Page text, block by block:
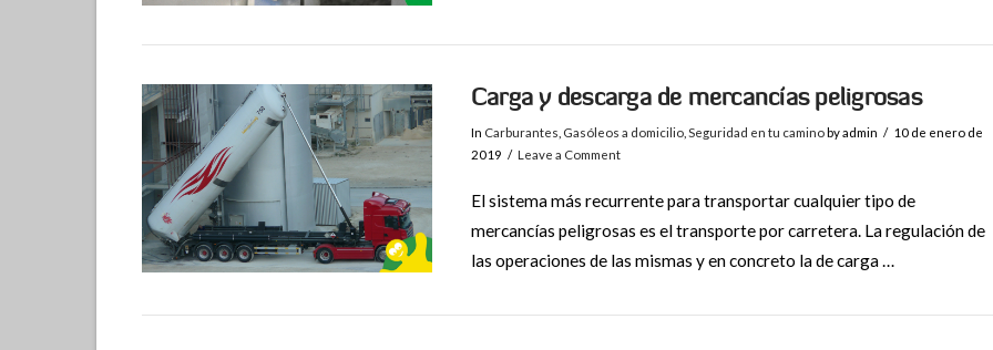
Carga y descarga de mercancías peligrosas
In Carburantes Gasóleos a domicilio, Seguridad en tu caminoby admin
10 de enero de
2019
Leave a Comment
El sistema más recurrente para transportar cualquier tipo de
mercancías peligrosas es el transporte por carretera. La regulación de
las operaciones de las mismas y en concreto la de carga …